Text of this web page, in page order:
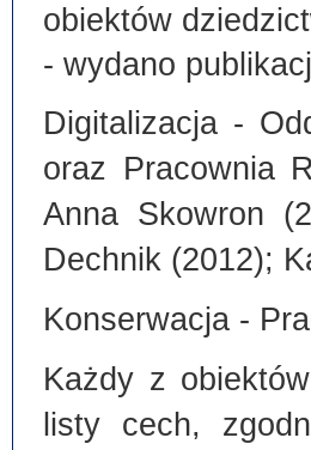
obiektów
- wydano
Digitalizacja -
oraz Pracownia
Anna Skowron
Dechnik (2012);
Konserwacja -
Każdy z
listy cech,